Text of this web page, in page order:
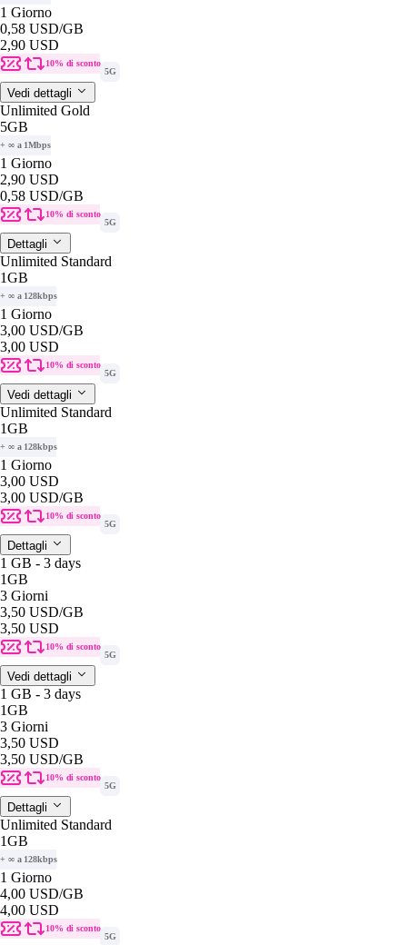
1 Giorno
0,58 USD/GB
2,90 USD
10% di sconto
5G
Vedi dettagli
Unlimited Gold
5GB
+ ∞ a 1Mbps
1 Giorno
2,90 USD
0,58 USD/GB
10% di sconto
5G
Dettagli
Unlimited Standard
1GB
+ ∞ a 128kbps
1 Giorno
3,00 USD/GB
3,00 USD
10% di sconto
5G
Vedi dettagli
Unlimited Standard
1GB
+ ∞ a 128kbps
1 Giorno
3,00 USD
3,00 USD/GB
10% di sconto
5G
Dettagli
1 GB - 3 days
1GB
3 Giorni
3,50 USD/GB
3,50 USD
10% di sconto
5G
Vedi dettagli
1 GB - 3 days
1GB
3 Giorni
3,50 USD
3,50 USD/GB
10% di sconto
5G
Dettagli
Unlimited Standard
1GB
+ ∞ a 128kbps
1 Giorno
4,00 USD/GB
4,00 USD
10% di sconto
5G